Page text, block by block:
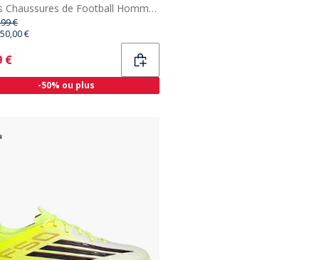
adidas Chaussures de Football Homme Predator League Pure Victory Pack MG Multi Ground Lucid Red/Blanc/Noir
€
50,00 €
€
-50% ou plus